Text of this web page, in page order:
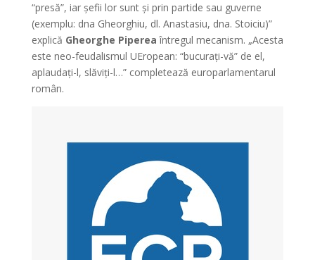
“presă”, iar șefii lor sunt și prin partide sau guverne
(exemplu: dna Gheorghiu, dl. Anastasiu, dna. Stoiciu)”
explică Gheorghe Piperea întregul mecanism. „Acesta
este neo-feudalismul UEropean: “bucurați-vă” de el,
aplaudați-l, slăviți-l…” completează europarlamentarul
român.